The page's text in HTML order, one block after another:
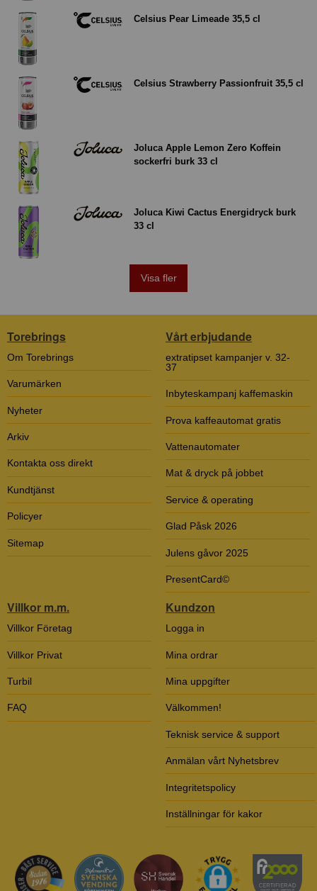
Celsius Pear Limeade 35,5 cl
Celsius Strawberry Passionfruit 35,5 cl
Joluca Apple Lemon Zero Koffein
sockerfri burk 33 cl
Joluca Kiwi Cactus Energidryck burk
33 cl
Visa fler
Torebrings
Om Torebrings
Varumärken
Nyheter
Arkiv
Kontakta oss direkt
Kundtjänst
Policyer
Sitemap
Vårt erbjudande
extratipset kampanjer v. 32-
37
Inbyteskampanj kaffemaskin
Prova kaffeautomat gratis
Vattenautomater
Mat & dryck på jobbet
Service & operating
Glad Påsk 2026
Julens gåvor 2025
PresentCard©
Villkor m.m.
Villkor Företag
Villkor Privat
Turbil
FAQ
Kundzon
Logga in
Mina ordrar
Mina uppgifter
Välkommen!
Teknisk service & support
Anmälan vårt Nyhetsbrev
Integritetspolicy
Inställningar för kakor